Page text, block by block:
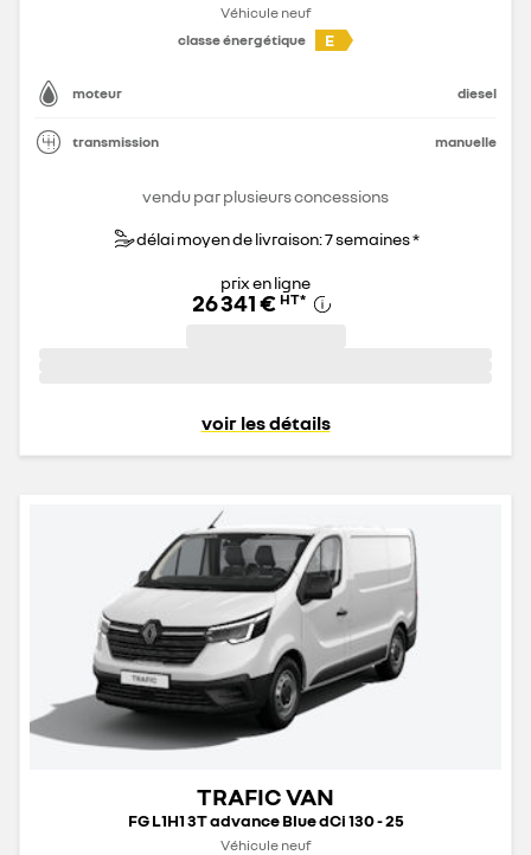
Véhicule neuf
classe énergétique
E
moteur diesel
transmission manuelle
vendu par plusieurs concessions
délai moyen de livraison: 7 semaines *
prix en ligne
26 341 € HT*
voir les détails
TRAFIC VAN
FG L1H1 3T advance Blue dCi 130 - 25
Véhicule neuf